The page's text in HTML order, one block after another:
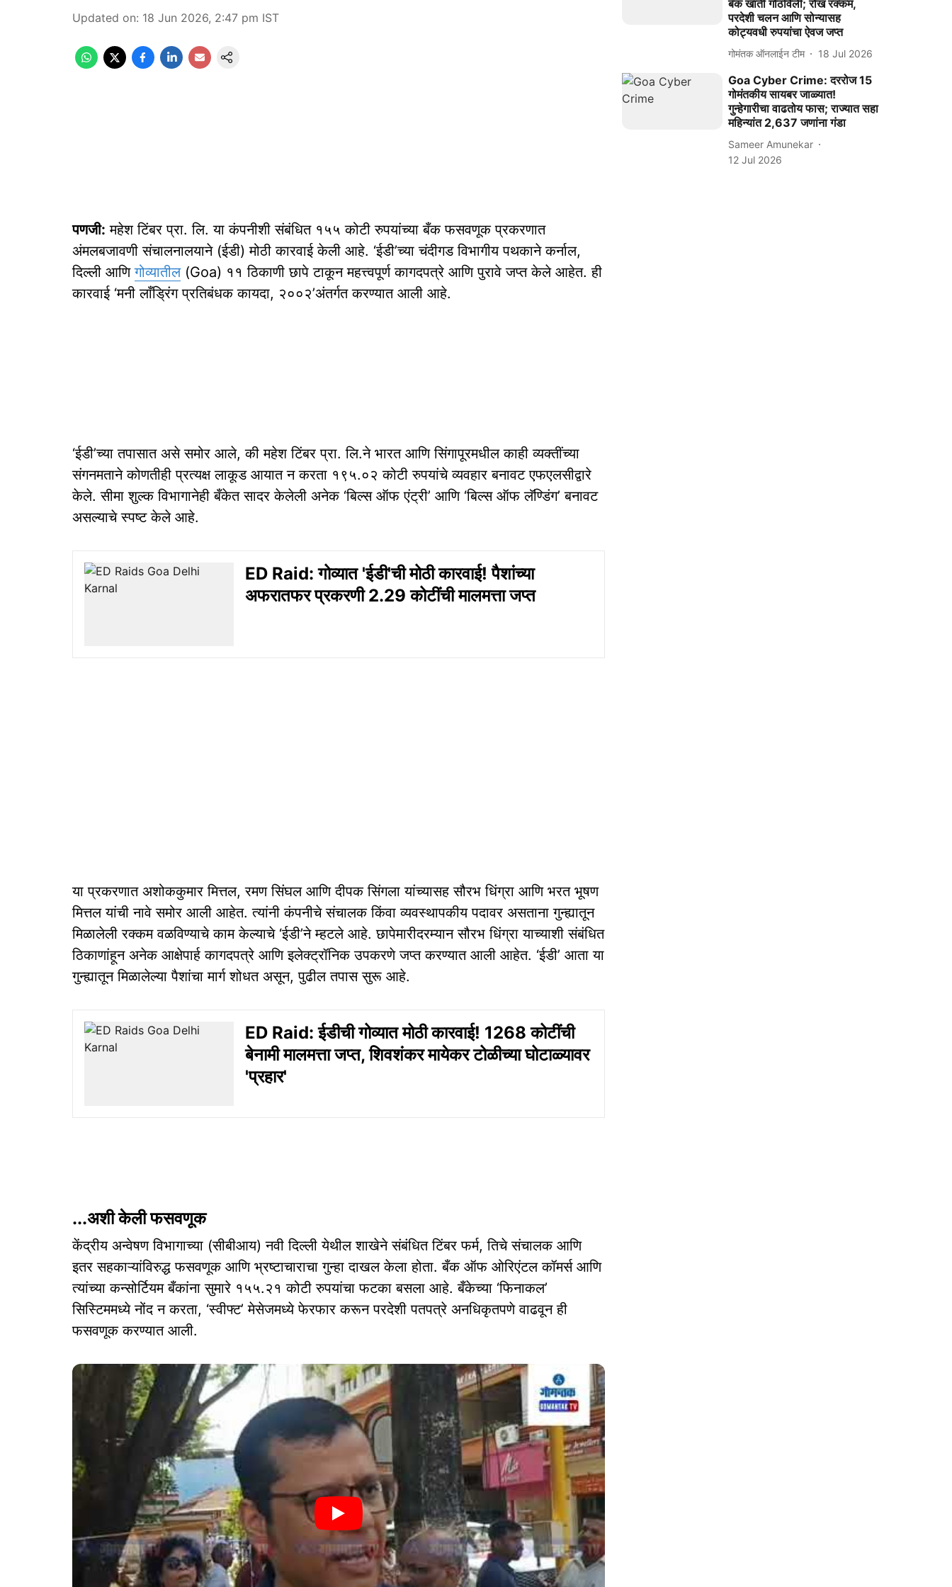
Updated on: 18 Jun 2026, 2:47 pm IST
पणजी: महेश टिंबर प्रा. लि. या कंपनीशी संबंधित १५५ कोटी रुपयांच्या बँक फसवणूक प्रकरणात
अंमलबजावणी संचालनालयाने (ईडी) मोठी कारवाई केली आहे. ‘ईडी’च्या चंदीगड विभागीय पथकाने कर्नाल,
दिल्ली आणिगोव्यातील(Goa) ११ ठिकाणी छापे टाकून महत्त्वपूर्ण कागदपत्रे आणि पुरावे जप्त केले आहेत. ही
कारवाई ‘मनी लाँड्रिंग प्रतिबंधक कायदा, २००२’अंतर्गत करण्यात आली आहे.
‘ईडी’च्या तपासात असे समोर आले, की महेश टिंबर प्रा. लि.ने भारत आणि सिंगापूरमधील काही व्यक्तींच्या
संगनमताने कोणतीही प्रत्यक्ष लाकूड आयात न करता १९५.०२ कोटी रुपयांचे व्यवहार बनावट एफएलसीद्वारे
केले. सीमा शुल्क विभागानेही बँकेत सादर केलेली अनेक ‘बिल्स ऑफ एंट्री’ आणि ‘बिल्स ऑफ लॅण्डिंग’ बनावट
असल्याचे स्पष्ट केले आहे.
ED Raid: गोव्यात 'ईडी'ची मोठी कारवाई! पैशांच्या
अफरातफर प्रकरणी 2.29 कोटींची मालमत्ता जप्त
या प्रकरणात अशोककुमार मित्तल, रमण सिंघल आणि दीपक सिंगला यांच्यासह सौरभ धिंग्रा आणि भरत भूषण
मित्तल यांची नावे समोर आली आहेत. त्यांनी कंपनीचे संचालक किंवा व्यवस्थापकीय पदावर असताना गुन्ह्यातून
मिळालेली रक्कम वळविण्याचे काम केल्याचे ‘ईडी’ने म्हटले आहे. छापेमारीदरम्यान सौरभ धिंग्रा याच्याशी संबंधित
ठिकाणांहून अनेक आक्षेपार्ह कागदपत्रे आणि इलेक्ट्रॉनिक उपकरणे जप्त करण्यात आली आहेत. ‘ईडी’ आता या
गुन्ह्यातून मिळालेल्या पैशांचा मार्ग शोधत असून, पुढील तपास सुरू आहे.
ED Raid: ईडीची गोव्यात मोठी कारवाई! 1268 कोटींची
बेनामी मालमत्ता जप्त, शिवशंकर मायेकर टोळीच्या घोटाळ्यावर
'प्रहार'
...अशी केली फसवणूक
केंद्रीय अन्वेषण विभागाच्या (सीबीआय) नवी दिल्ली येथील शाखेने संबंधित टिंबर फर्म, तिचे संचालक आणि
इतर सहकाऱ्यांविरुद्ध फसवणूक आणि भ्रष्टाचाराचा गुन्हा दाखल केला होता. बँक ऑफ ओरिएंटल कॉमर्स आणि
त्यांच्या कन्सोर्टियम बँकांना सुमारे १५५.२१ कोटी रुपयांचा फटका बसला आहे. बँकेच्या ‘फिनाकल’
सिस्टिममध्ये नोंद न करता, ‘स्वीफ्ट’ मेसेजमध्ये फेरफार करून परदेशी पतपत्रे अनधिकृतपणे वाढवून ही
फसवणूक करण्यात आली.
बँक खाती गोठविली; रोख रक्कम,
परदेशी चलन आणि सोन्यासह
कोट्यवधी रुपयांचा ऐवज जप्त
गोमंतक ऑनलाईन टीम 18 Jul 2026
Goa Cyber Crime: दररोज 15
गोमंतकीय सायबर जाळ्यात!
गुन्हेगारीचा वाढतोय फास; राज्यात सहा
महिन्यांत 2,637 जणांना गंडा
Sameer Amunekar
12 Jul 2026